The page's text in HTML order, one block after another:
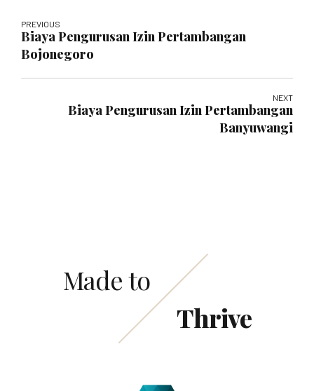
PREVIOUS
Biaya Pengurusan Izin Pertambangan
Bojonegoro
NEXT
Biaya Pengurusan Izin Pertambangan
Banyuwangi
Made to
Thrive